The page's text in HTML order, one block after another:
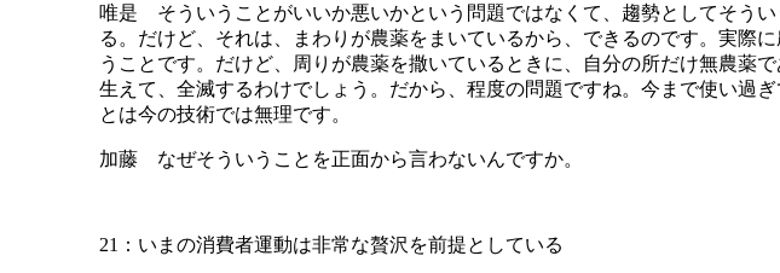
唯是 そういうことがいいか悪いかという問題ではなくて、趨勢としてそう
る。だけど、それは、まわりが農薬をまいているから、できるのです。実際
うことです。だけど、周りが農薬を撒いているときに、自分の所だけ無農薬
生えて、全滅するわけでしょう。だから、程度の問題ですね。今まで使い過
とは今の技術では無理です。
加藤 なぜそういうことを正面から言わないんですか。
21：いまの消費者運動は非常な贅沢を前提としている